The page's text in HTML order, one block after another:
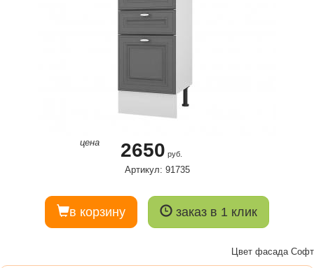
цена 2650 руб.
Артикул: 91735
в корзину заказ в 1 клик
Цвет фасада Софт